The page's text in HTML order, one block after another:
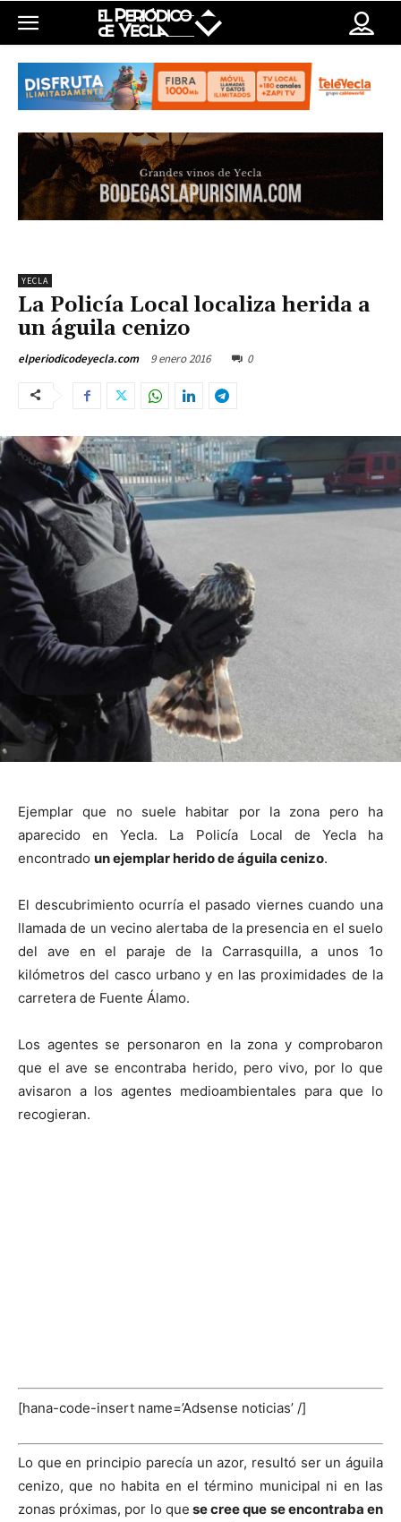
YECLA
La Policía Local localiza herida a
un águila cenizo
elperiodicodeyecla.com 9 enero 2016 0
Ejemplar que no suele habitar por la zona pero ha
aparecido en Yecla. La Policía Local de Yecla ha
encontrado un ejemplar herido de águila cenizo.
El descubrimiento ocurría el pasado viernes cuando una
llamada de un vecino alertaba de la presencia en el suelo
del ave en el paraje de la Carrasquilla, a unos 1o
kilómetros del casco urbano y en las proximidades de la
carretera de Fuente Álamo.
Los agentes se personaron en la zona y comprobaron
que el ave se encontraba herido, pero vivo, por lo que
avisaron a los agentes medioambientales para que lo
recogieran.
[hana-code-insert name=’Adsense noticias’ /]
Lo que en principio parecía un azor, resultó ser un águila
cenizo, que no habita en el término municipal ni en las
zonas próximas, por lo que se cree que se encontraba en